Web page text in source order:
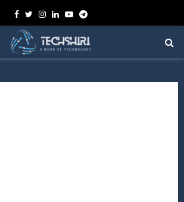
Facebook
TwitterInstagram
Linkedin
YoutubeTelegram